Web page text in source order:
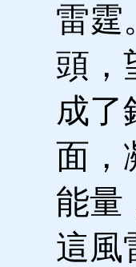
雷霆
頭，
成了
面，
能量
這風